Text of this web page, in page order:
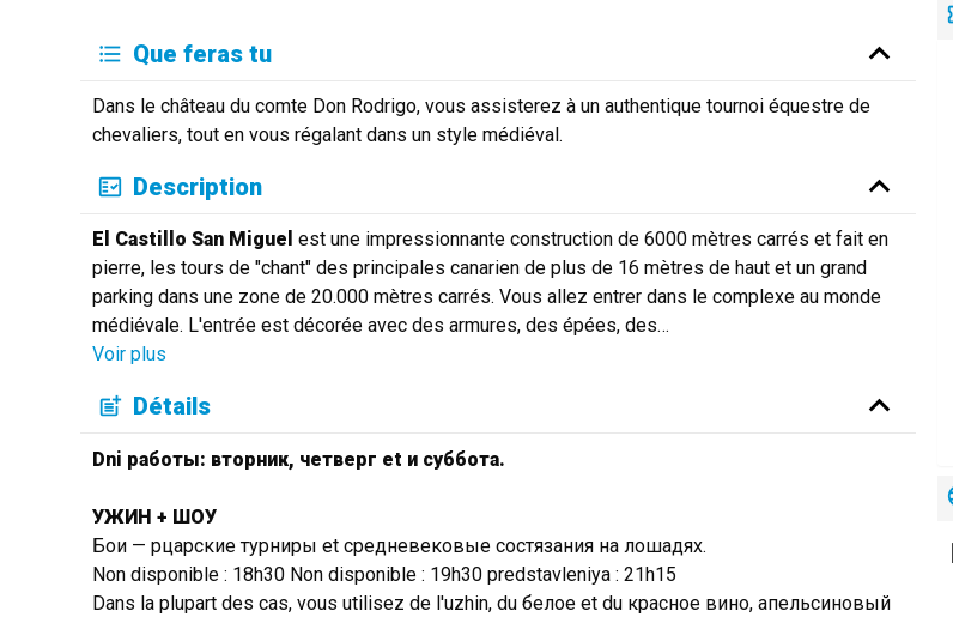
Que feras tu
Dans le château du comte Don Rodrigo, vous assisterez à un authentique tournoi équestre de
chevaliers, tout en vous régalant dans un style médiéval.
Description
El Castillo San Miguel est une impressionnante construction de 6000 mètres carrés et fait en
pierre, les tours de "chant" des principales canarien de plus de 16 mètres de haut et un grand
parking dans une zone de 20.000 mètres carrés. Vous allez entrer dans le complexe au monde
médiévale. L'entrée est décorée avec des armures, des épées, des…
Voir plus
Détails
Dni работы: вторник, четверг et и суббота.
УЖИН + ШОУ
Бои — рцарские турниры et средневековые состязания на лошадях.
Non disponible : 18h30 Non disponible : 19h30 predstavleniya : 21h15
Dans la plupart des cas, vous utilisez de l'uzhin, du белое et du красное вино, апельсиновый